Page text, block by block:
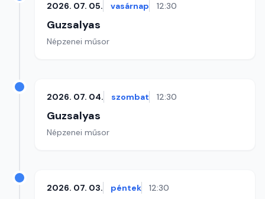
2026. 07. 05. vasárnap 12:30
Guzsalyas
Népzenei műsor
2026. 07. 04. szombat 12:30
Guzsalyas
Népzenei műsor
2026. 07. 03. péntek 12:30